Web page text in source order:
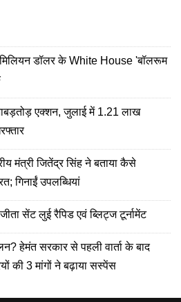
डॉलर के White House 'बॉलरूम
एक्शन, जुलाई में 1.21 लाख
मंत्री जितेंद्र सिंह ने बताया कैसे
गिनाईं उपलब्धियां
सेंट लुई रैपिड एवं ब्लिट्ज टूर्नामेंट
हेमंत सरकार से पहली वार्ता के बाद
की 3 मांगों ने बढ़ाया सस्पेंस